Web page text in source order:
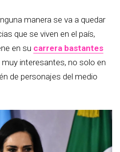
manera se va a quedar
que se viven en el país,
en su carrera bastantes
muy interesantes, no solo en
de personajes del medio